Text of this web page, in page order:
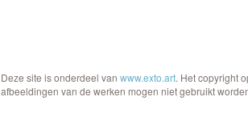
Deze site is onderdeel van www.exto.art. Het copyright
afbeeldingen van de werken mogen niet gebruikt